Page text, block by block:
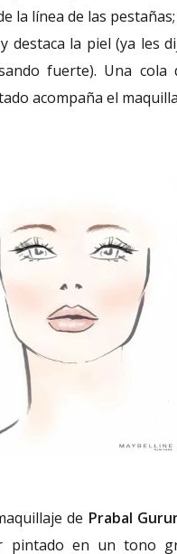
la línea de las
la piel (ya les
fuerte). Una cola
acompaña el
de Prabal
pintado en un tono